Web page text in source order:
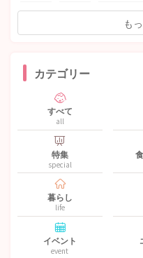
も
カテゴリー
すべて
all
特集
special
暮らし
life
イベント
event